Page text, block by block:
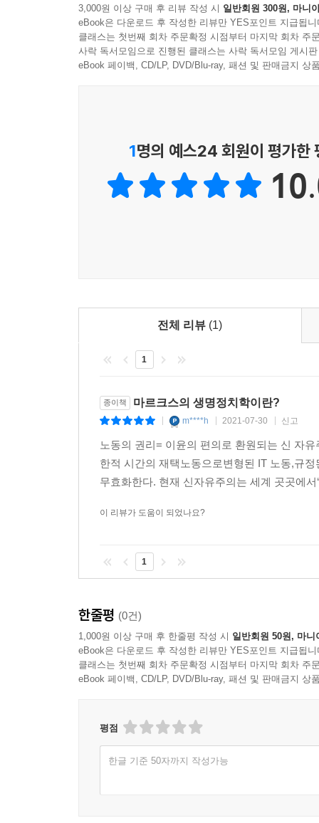
본격화된 한국의 상황을 검토해보는 강력한 토대
‘노동법 개악’과 ‘좌파-신자유주의’적 전회
2016년의 이 ‘노동법 개정안’은 프랑스 사회가
양차대전 이후의 케인스주의적 ‘복지국가’ 전통
정책의 일환으로 통과되었던 ‘비정규직법’의 악
국제노동기구 핵심협약 비준 등을 내세웠던 문
사용자들의 숙원인 ‘탄력근로제 확대 적용’은 특
않기 때문이다.
‘생명정치’: 푸코를 경유해 마르크스로 되돌아가기
지적한다. 이는 우리에게 푸코 개념을 떠올리도
이상 생명 보호를 위해 “죽게 할 수 있는 권리”
마르크스가 『자본』에서 다룬 공장은 이전의
것과 유사한 ‘생명정치(학)’가 존재한다는 비데의
하지만 마르크스가 『자본』 1권에서 면밀하
계급투쟁의 핵심 의제를 형성한다. 비데는 마
노동시간, ‘정상적’ 삶을 위한 권리
『자본』의 결정적인 한 장(‘노동일’에 관한 장)
3,000원 이상 구매 후 리뷰 작성 시 일반회원 300원, 마니
eBook은 다운로드 후 작성한 리뷰만 YES포인트 지급됩니
클래스는 첫번째 회차 주문확정 시점부터 마지막 회차 주
사락 독서모임으로 진행된 클래스는 사락 독서모임 게시
eBook 페이백, CD/LP, DVD/Blu-ray, 패션 및 판매금지 상
1명의 예스24 회원이 평가한
전체 리뷰 (1)
1
종이책 마르크스의 생명정치학이란?
m****h 2021-07-30 신고
노동의 권리= 이윤의 편의로 환원되는 신 자
한적 시간의 재택노동으로변형된 IT 노동,규
무효화한다. 현재 신자유주의는 세계 곳곳에서
이 리뷰가 도움이 되었나요?
1
한줄평 (0건)
1,000원 이상 구매 후 한줄평 작성 시 일반회원 50원, 마니
eBook은 다운로드 후 작성한 리뷰만 YES포인트 지급됩니
클래스는 첫번째 회차 주문확정 시점부터 마지막 회차 주
eBook 페이백, CD/LP, DVD/Blu-ray, 패션 및 판매금지 상
평점
한글 기준 50자까지 작성가능